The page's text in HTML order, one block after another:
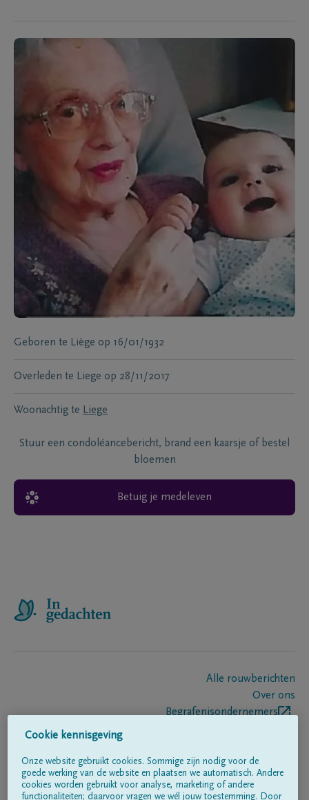
Geboren te Liège op 16/01/1932
Overleden te Liege op 28/11/2017
Woonachtig te Liege
Stuur een condoléancebericht, brand een kaarsje of bestel
bloemen
Betuig je medeleven
Alle rouwberichten
Over ons
Begrafenisondernemers
Volg ons op
Cookie kennisgeving
Onze website gebruikt cookies. Sommige zijn nodig voor de
goede werking van de website en plaatsen we automatisch. Andere
cookies worden gebruikt voor analyse, marketing of andere
functionaliteiten; daarvoor vragen we wél jouw toestemming. Door